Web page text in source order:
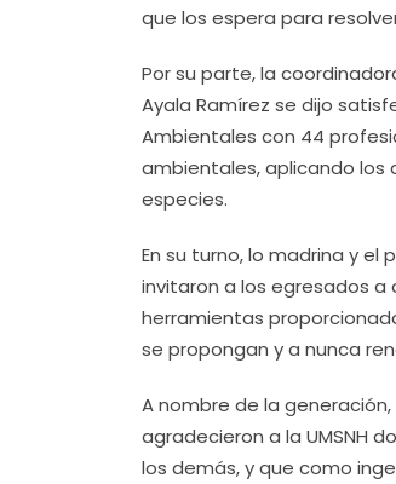
que los espera para
Por su parte, la
Ayala Ramírez se dijo
Ambientales con 44
ambientales, aplicando
especies.
En su turno, lo madrina y el
invitaron a los egresados a
herramientas
se propongan y a nunca
A nombre de la
agradecieron a la UMSNH
los demás, y que como